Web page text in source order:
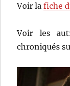
Voir lafiche
Voir les
chroniqués